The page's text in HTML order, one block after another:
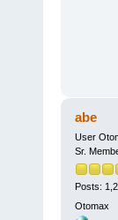
abe
User
Sr.
Posts:
Otomax